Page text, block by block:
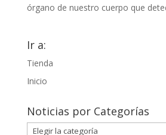
órgano de nuestro cuerpo que
Ir a:
Tienda
Inicio
Noticias por Categorías
Noticias